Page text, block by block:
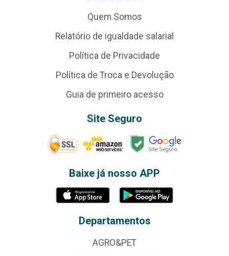
Quem Somos
Relatório de igualdade salarial
Política de Privacidade
Política de Troca e Devolução
Guia de primeiro acesso
Site Seguro
Baixe já nosso APP
Departamentos
AGRO&PET